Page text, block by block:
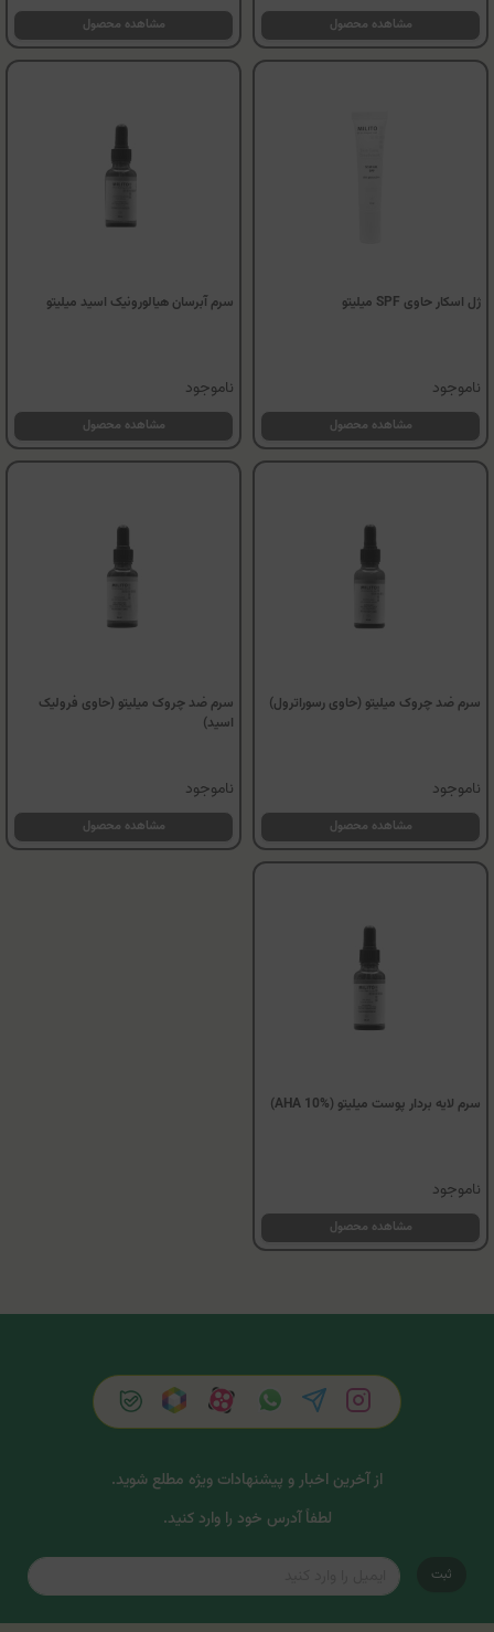
مشاهده محصول مشاهده محصول
ژل اسکار حاوی SPF میلیتو
ناموجود
مشاهده محصول
سرم آبرسان هیالورونیک اسید میلیتو
ناموجود
مشاهده محصول
سرم ضد چروک میلیتو (حاوی رسوراترول)
ناموجود
مشاهده محصول
سرم ضد چروک میلیتو (حاوی فرولیک
اسید)
ناموجود
مشاهده محصول
سرم لایه بردار پوست میلیتو (%AHA 10)
ناموجود
مشاهده محصول
از آخرین اخبار و پیشنهادات ویژه مطلع شوید.
لطفاً آدرس خود را وارد کنید.
ثبت